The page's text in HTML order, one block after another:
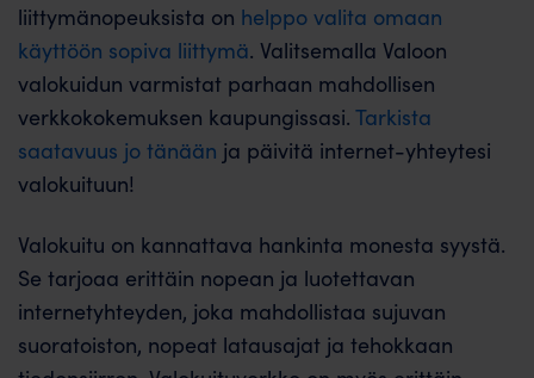
liittymänopeuksista on helppo valita omaan
käyttöön sopiva liittymä. Valitsemalla Valoon
valokuidun varmistat parhaan mahdollisen
verkkokokemuksen kaupungissasi. Tarkista
saatavuus jo tänään ja päivitä internet-yhteytesi
valokuituun!
Valokuitu on kannattava hankinta monesta syystä.
Se tarjoaa erittäin nopean ja luotettavan
internetyhteyden, joka mahdollistaa sujuvan
suoratoiston, nopeat latausajat ja tehokkaan